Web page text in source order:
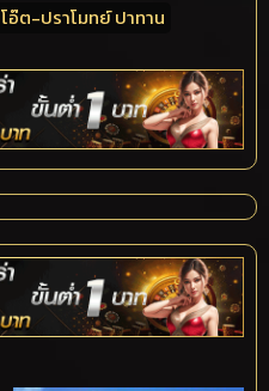
โอ๊ต-ปราโมทย์ ปาทาน